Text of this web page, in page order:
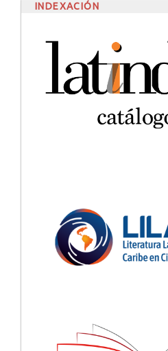
INDEXACIÓN